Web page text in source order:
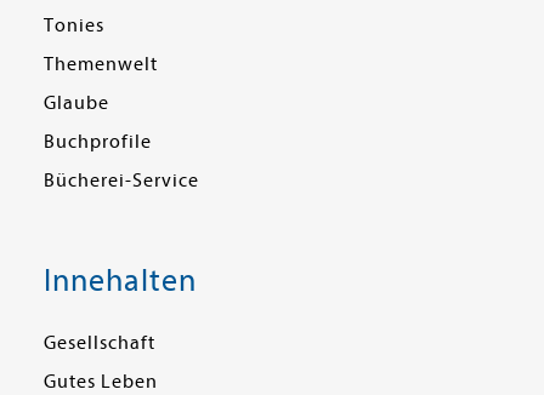
Tonies
Themenwelt
Glaube
Buchprofile
Bücherei-Service
Innehalten
Gesellschaft
Gutes Leben